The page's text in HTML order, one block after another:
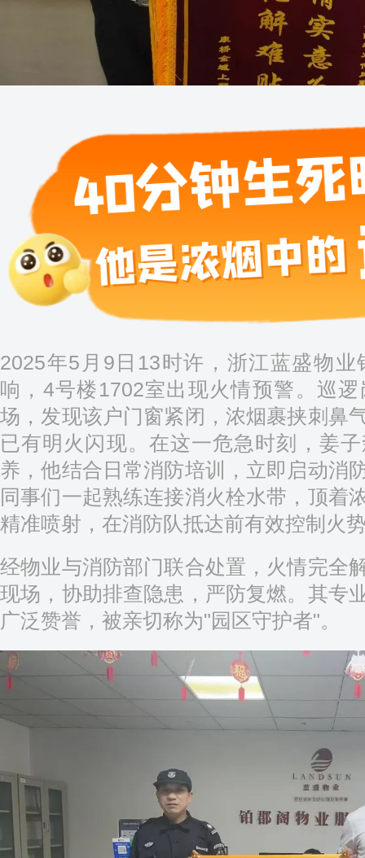
2025年5月9日13时许，浙江蓝盛物
响，4号楼1702室出现火情预警。巡
场，发现该户门窗紧闭，浓烟裹挟刺鼻
已有明火闪现。在这一危急时刻，姜
养，他结合日常消防培训，立即启动消
同事们一起熟练连接消火栓水带，顶着
精准喷射，在消防队抵达前有效控制火
经物业与消防部门联合处置，火情完全
现场，协助排查隐患，严防复燃。其专
广泛赞誉，被亲切称为"园区守护者"。